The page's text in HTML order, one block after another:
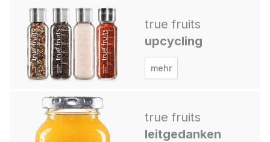
true fruits
upcycling
mehr
true fruits
leitgedanken